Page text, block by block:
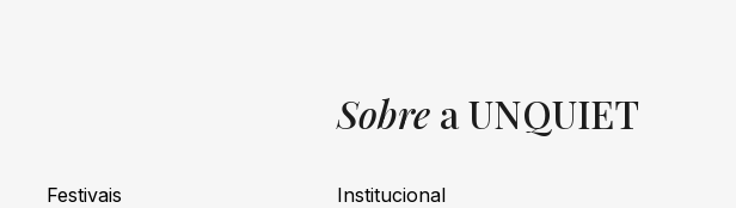
Festivais
Sobre a UNQUIET
Institucional